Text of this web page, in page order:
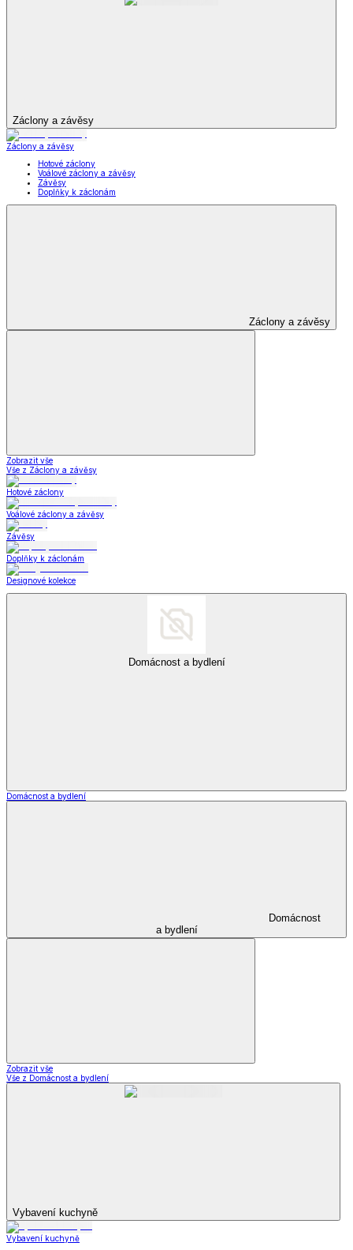
Záclony a závěsy
Záclony a závěsy
Hotové záclony
Voálové záclony a závěsy
Závěsy
Doplňky k záclonám
Záclony a závěsy
Zobrazit vše
Vše z Záclony a závěsy
Hotové záclony
Voálové záclony a závěsy
Závěsy
Doplňky k záclonám
Designové kolekce
Domácnost a bydlení
Domácnost a bydlení
Domácnost
a bydlení
Zobrazit vše
Vše z Domácnost a bydlení
Vybavení kuchyně
Vybavení kuchyně